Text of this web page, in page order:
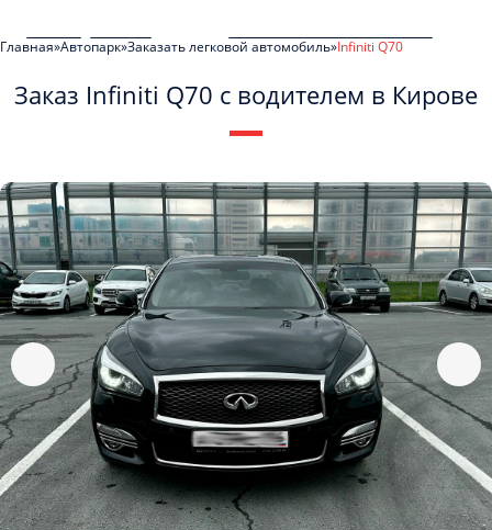
Главная Автопарк Заказать легковой автомобиль Infiniti Q70
Заказ Infiniti Q70 с водителем в Кирове
обработку моих Персональных данных